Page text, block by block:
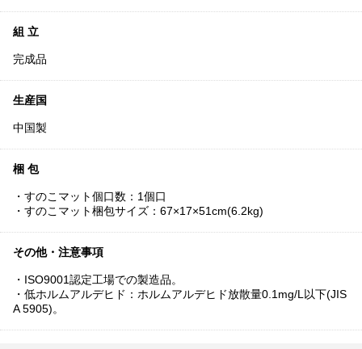
組 立
完成品
生産国
中国製
梱 包
・すのこマット個口数：1個口
・すのこマット梱包サイズ：67×17×51cm(6.2kg)
その他・注意事項
・ISO9001認定工場での製造品。
・低ホルムアルデヒド：ホルムアルデヒド放散量0.1mg/L以下(JIS
A 5905)。